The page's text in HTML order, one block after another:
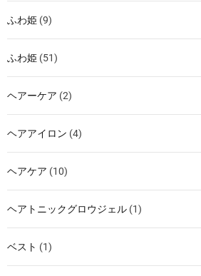
ふわ姫 (9)
ふわ姫 (51)
ヘアーケア (2)
ヘアアイロン (4)
ヘアケア (10)
ヘアトニックグロウジェル (1)
ベスト (1)